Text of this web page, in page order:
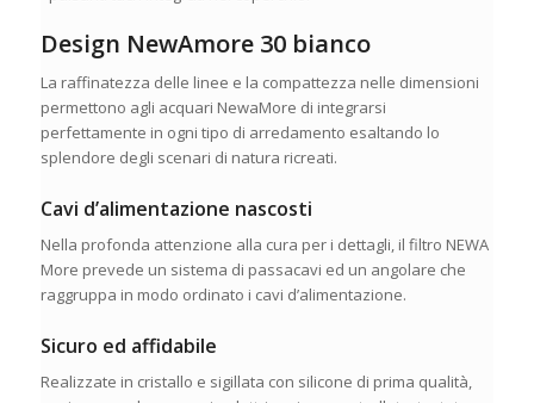
Design NewAmore 30 bianco
La raffinatezza delle linee e la compattezza nelle dimensioni
permettono agli acquari NewaMore di integrarsi
perfettamente in ogni tipo di arredamento esaltando lo
splendore degli scenari di natura ricreati.
Cavi d’alimentazione nascosti
Nella profonda attenzione alla cura per i dettagli, il filtro NEWA
More prevede un sistema di passacavi ed un angolare che
raggruppa in modo ordinato i cavi d’alimentazione.
Sicuro ed affidabile
Realizzate in cristallo e sigillata con silicone di prima qualità,